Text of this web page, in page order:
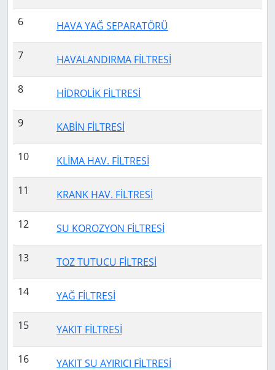
6 HAVA YAĞ SEPARATÖRÜ
7 HAVALANDIRMA FİLTRESİ
8 HİDROLİK FİLTRESİ
9 KABİN FİLTRESİ
10 KLİMA HAV. FİLTRESİ
11 KRANK HAV. FİLTRESİ
12 SU KOROZYON FİLTRESİ
13 TOZ TUTUCU FİLTRESİ
14 YAĞ FİLTRESİ
15 YAKIT FİLTRESİ
16 YAKIT SU AYIRICI FİLTRESİ